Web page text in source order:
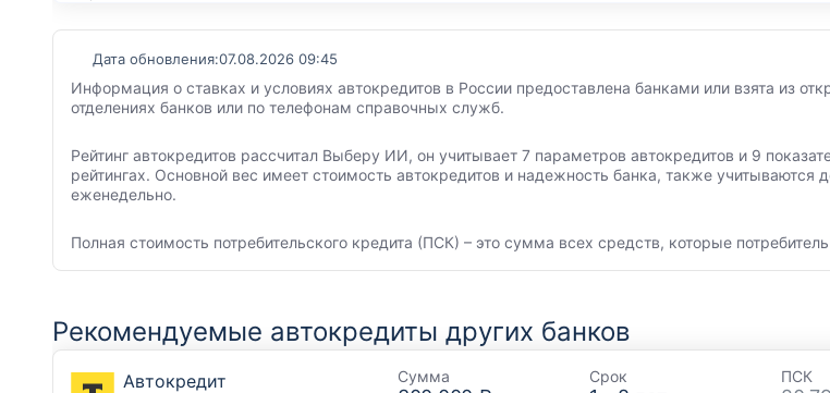
Дата обновления:07.08.2026 09:45
Информация о ставках и условиях автокредитов в России предоставлена банками или взята из
отделениях банков или по телефонам справочных служб.
Рейтинг автокредитов рассчитал Выберу ИИ, он учитывает 7 параметров автокредитов и 9
рейтингах. Основной вес имеет стоимость автокредитов и надежность банка, также учитываются
еженедельно.
Полная стоимость потребительского кредита (ПСК) – это сумма всех средств, которые
Рекомендуемые автокредиты других банков
Автокредит Сумма Срок ПСК